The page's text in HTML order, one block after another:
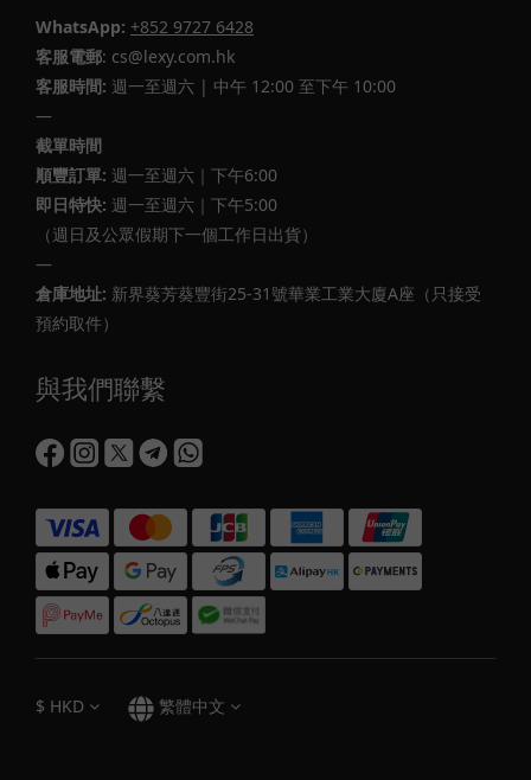
WhatsApp: +852 9727 6428
客服電郵: cs@lexy.com.hk
客服時間: 週一至週六 | 中午 12:00 至下午 10:00
—
截單時間
順豐訂單: 週一至週六｜下午6:00
即日特快: 週一至週六｜下午5:00
（週日及公眾假期下一個工作日出貨）
—
倉庫地址: 新界葵芳葵豐街25-31號華業工業大廈A座（只接受
預約取件）
與我們聯繫
$ HKD 繁體中文